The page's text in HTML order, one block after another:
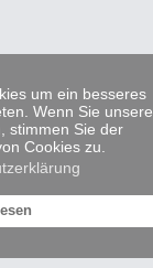
um ein besseres
Wenn Sie unsere
stimmen Sie der
Cookies zu.